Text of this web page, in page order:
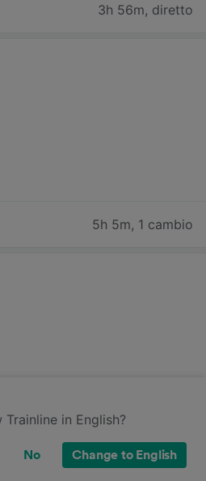
3h 56m, diretto
5h 5m, 1 cambio
4h 40m,1 cambio
in English?
No Change to English